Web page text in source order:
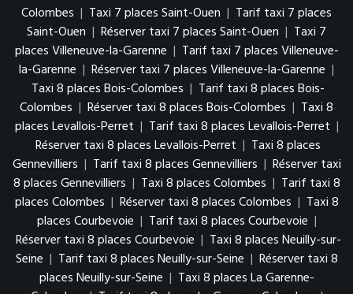
Colombes | Taxi 7 places Saint-Ouen | Tarif taxi 7 places
Saint-Ouen | Réserver taxi 7 places Saint-Ouen | Taxi 7
places Villeneuve-la-Garenne | Tarif taxi 7 places Villeneuve-
la-Garenne | Réserver taxi 7 places Villeneuve-la-Garenne |
Taxi 8 places Bois-Colombes | Tarif taxi 8 places Bois-
Colombes | Réserver taxi 8 places Bois-Colombes | Taxi 8
places Levallois-Perret | Tarif taxi 8 places Levallois-Perret |
Réserver taxi 8 places Levallois-Perret | Taxi 8 places
Gennevilliers | Tarif taxi 8 places Gennevilliers | Réserver taxi
8 places Gennevilliers | Taxi 8 places Colombes | Tarif taxi 8
places Colombes | Réserver taxi 8 places Colombes | Taxi 8
places Courbevoie | Tarif taxi 8 places Courbevoie |
Réserver taxi 8 places Courbevoie | Taxi 8 places Neuilly-sur-
Seine | Tarif taxi 8 places Neuilly-sur-Seine | Réserver taxi 8
places Neuilly-sur-Seine | Taxi 8 places La Garenne-